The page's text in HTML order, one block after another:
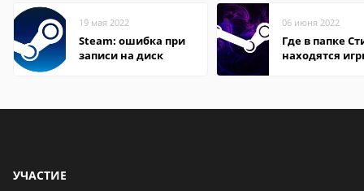
19 мая 2022
Steam: ошибка при
записи на диск
06 июня 2022
Где в папке
находятся
УЧАСТИЕ